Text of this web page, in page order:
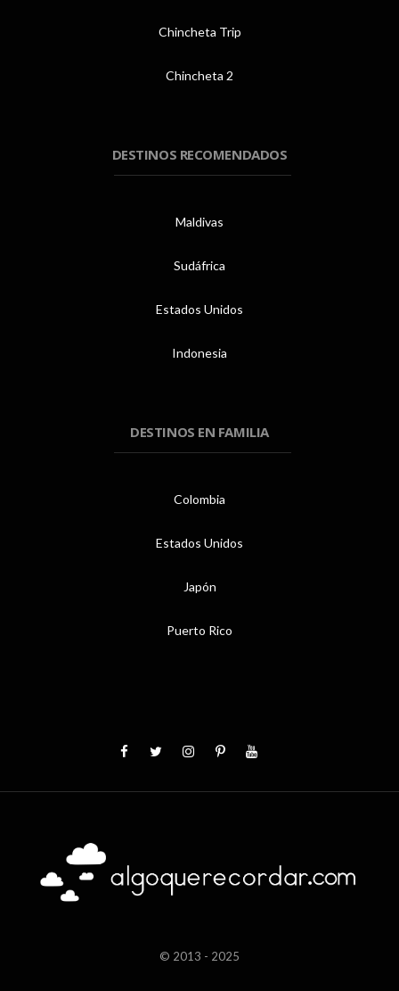
Chincheta Trip
Chincheta 2
DESTINOS RECOMENDADOS
Maldivas
Sudáfrica
Estados Unidos
Indonesia
DESTINOS EN FAMILIA
Colombia
Estados Unidos
Japón
Puerto Rico
© 2013 - 2025